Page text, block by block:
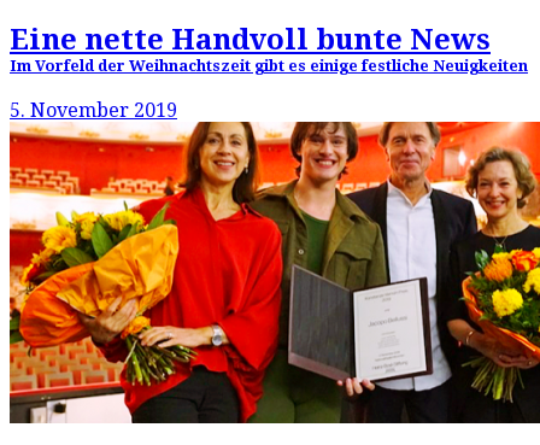
Eine nette Handvoll bunte News
Im Vorfeld der Weihnachtszeit gibt es einige festliche Neuigkeiten
5. November 2019